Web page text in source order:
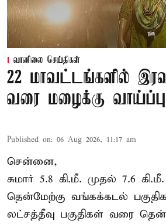
வானிலை செய்திகள்
22 மாவட்டங்களில்
வரை மழைக்கு வாய்ப்பு
Published on: 06 Aug 2026, 11:17 am
சென்னை,
சுமார் 5.8 கி.மீ. முதல் 7.6
தென்மேற்கு வங்கக்கடல்
லட்சத்தீவு பகுதிகள் வரை